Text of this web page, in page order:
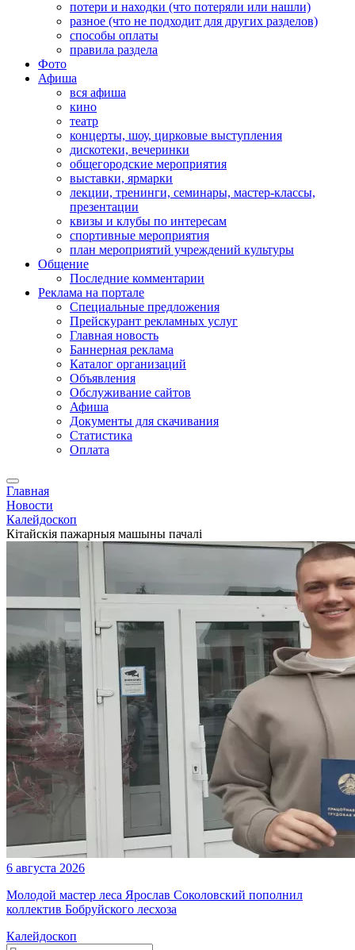
потери и находки (что потеряли или нашли)
разное (что не подходит для других разделов)
способы оплаты
правила раздела
Фото
Афиша
вся афиша
кино
театр
концерты, шоу, цирковые выступления
дискотеки, вечеринки
общегородские мероприятия
выставки, ярмарки
лекции, тренинги, семинары, мастер-классы,
презентации
квизы и клубы по интересам
спортивные мероприятия
план мероприятий учреждений культуры
Общение
Последние комментарии
Реклама на портале
Специальные предложения
Прейскурант рекламных услуг
Главная новость
Баннерная реклама
Каталог организаций
Объявления
Обслуживание сайтов
Афиша
Документы для скачивания
Статистика
Оплата
Главная
Новости
Калейдоскоп
Кітайскія пажарныя машыны пачалі
6 августа 2026
Молодой мастер леса Ярослав Соколовский пополнил
коллектив Бобруйского лесхоза
Калейдоскоп